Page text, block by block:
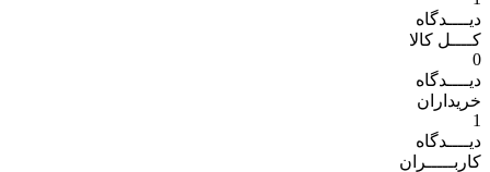
دیــــدگاه
کــــل کالا
0
دیــــدگاه
خریداران
1
دیــــدگاه
کاربـــــران